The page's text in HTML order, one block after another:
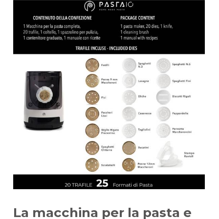
assistenza express Italia
larghezza 18 cm
potenza 180 W
La macchina per la pasta e